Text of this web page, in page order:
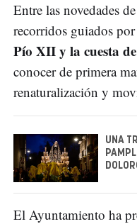
Entre las novedades
recorridos guiados
Pío XII y la cuesta
conocer de primera
renaturalización y
UNA
El Ayuntamiento ha